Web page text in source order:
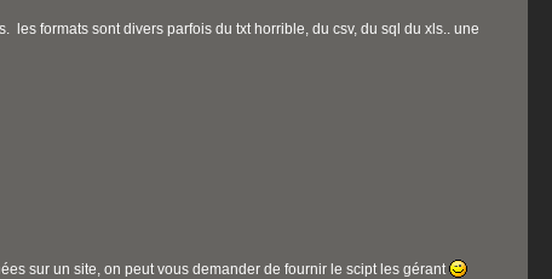
formats sont divers parfois du txt horrible, du csv, du sql du xls.. une
sur un site, on peut vous demander de fournir le scipt les gérant